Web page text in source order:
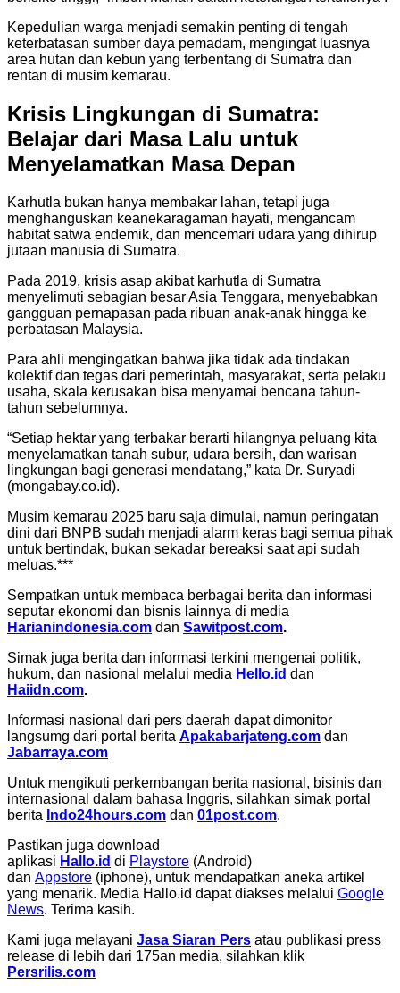
Kepedulian warga menjadi semakin penting di tengah
keterbatasan sumber daya pemadam, mengingat luasnya
area hutan dan kebun yang terbentang di Sumatra dan
rentan di musim kemarau.
Krisis Lingkungan di Sumatra:
Belajar dari Masa Lalu untuk
Menyelamatkan Masa Depan
Karhutla bukan hanya membakar lahan, tetapi juga
menghanguskan keanekaragaman hayati, mengancam
habitat satwa endemik, dan mencemari udara yang dihirup
jutaan manusia di Sumatra.
Pada 2019, krisis asap akibat karhutla di Sumatra
menyelimuti sebagian besar Asia Tenggara, menyebabkan
gangguan pernapasan pada ribuan anak-anak hingga ke
perbatasan Malaysia.
Para ahli mengingatkan bahwa jika tidak ada tindakan
kolektif dan tegas dari pemerintah, masyarakat, serta pelaku
usaha, skala kerusakan bisa menyamai bencana tahun-
tahun sebelumnya.
“Setiap hektar yang terbakar berarti hilangnya peluang kita
menyelamatkan tanah subur, udara bersih, dan warisan
lingkungan bagi generasi mendatang,” kata Dr. Suryadi
(mongabay.co.id).
Musim kemarau 2025 baru saja dimulai, namun peringatan
dini dari BNPB sudah menjadi alarm keras bagi semua pihak
untuk bertindak, bukan sekadar bereaksi saat api sudah
meluas.***
Sempatkan untuk membaca berbagai berita dan informasi
seputar ekonomi dan bisnis lainnya di media
Harianindonesia.com dan Sawitpost.com.
Simak juga berita dan informasi terkini mengenai politik,
hukum, dan nasional melalui media Hello.id dan
Haiidn.com.
Informasi nasional dari pers daerah dapat dimonitor
langsumg dari portal berita Apakabarjateng.com dan
Jabarraya.com
Untuk mengikuti perkembangan berita nasional, bisinis dan
internasional dalam bahasa Inggris, silahkan simak portal
berita Indo24hours.com dan 01post.com.
Pastikan juga download
aplikasi Hallo.id di Playstore (Android)
dan Appstore (iphone), untuk mendapatkan aneka artikel
yang menarik. Media Hallo.id dapat diakses melalui Google
News. Terima kasih.
Kami juga melayani Jasa Siaran Pers atau publikasi press
release di lebih dari 175an media, silahkan klik
Persrilis.com